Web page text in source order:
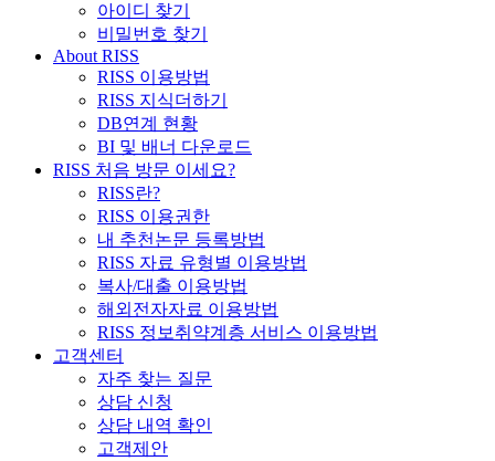
아이디 찾기
비밀번호 찾기
About RISS
RISS 이용방법
RISS 지식더하기
DB연계 현황
BI 및 배너 다운로드
RISS 처음 방문 이세요?
RISS란?
RISS 이용권한
내 추천논문 등록방법
RISS 자료 유형별 이용방법
복사/대출 이용방법
해외전자자료 이용방법
RISS 정보취약계층 서비스 이용방법
고객센터
자주 찾는 질문
상담 신청
상담 내역 확인
고객제안